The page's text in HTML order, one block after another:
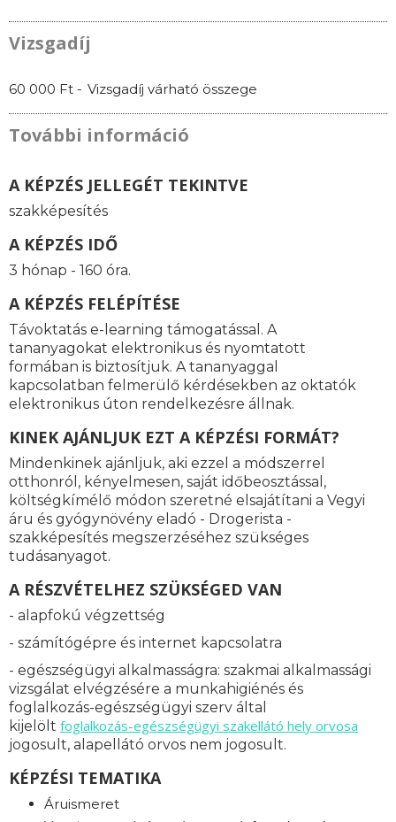
Vizsgadíj
60 000 Ft - Vizsgadíj várható összege
További információ
A KÉPZÉS JELLEGÉT TEKINTVE
szakképesítés
A KÉPZÉS IDŐ
3 hónap - 160 óra.
A KÉPZÉS FELÉPÍTÉSE
Távoktatás e-learning támogatással. A
tananyagokat elektronikus és nyomtatott
formában is biztosítjuk. A tananyaggal
kapcsolatban felmerülő kérdésekben az oktatók
elektronikus úton rendelkezésre állnak.
KINEK AJÁNLJUK EZT A KÉPZÉSI FORMÁT?
Mindenkinek ajánljuk, aki ezzel a módszerrel
otthonról, kényelmesen, saját időbeosztással,
költségkímélő módon szeretné elsajátítani a Vegyi
áru és gyógynövény eladó - Drogerista -
szakképesítés megszerzéséhez szükséges
tudásanyagot.
A RÉSZVÉTELHEZ SZÜKSÉGED VAN
- alapfokú végzettség
- számítógépre és internet kapcsolatra
- egészségügyi alkalmasságra: szakmai alkalmassági
vizsgálat elvégzésére a munkahigiénés és
foglalkozás-egészségügyi szerv által
kijelölt foglalkozás-egészségügyi szakellátó hely orvosa
jogosult, alapellátó orvos nem jogosult.
KÉPZÉSI TEMATIKA
Áruismeret